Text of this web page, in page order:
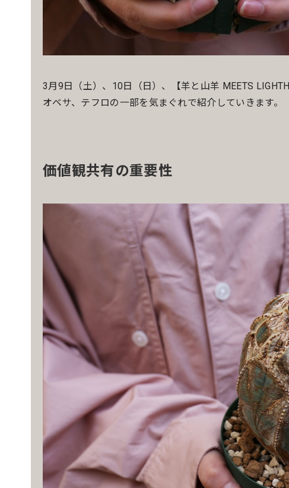
3月9日（土）、10日（日）、【羊と山羊 MEETS
オベサ、テフロの一部を気まぐれで紹介していきます。
価値観共有の重要性